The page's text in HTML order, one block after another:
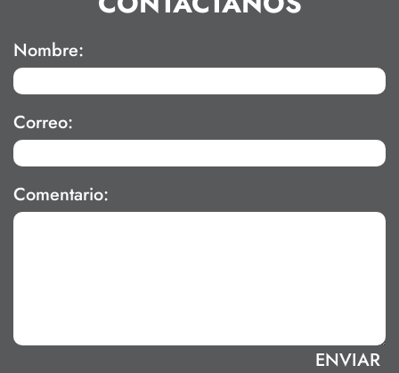
Nombre:
Correo:
Comentario: